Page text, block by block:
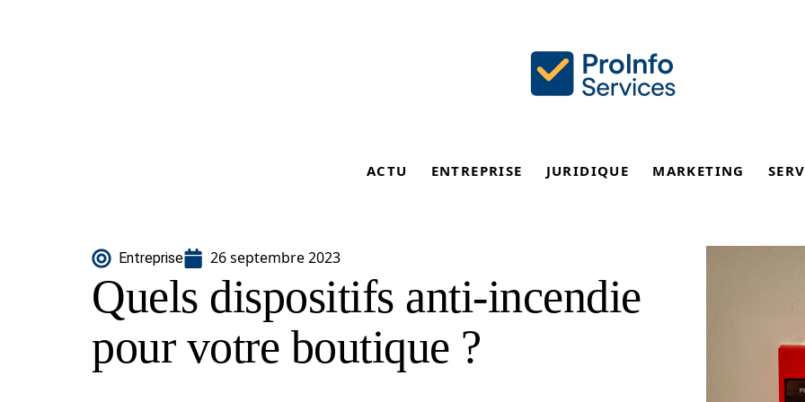
ACTU ENTREPRISE JURIDIQUE MARKETING
Entreprise 26 septembre 2023
Quels dispositifs anti-incendie
pour votre boutique ?